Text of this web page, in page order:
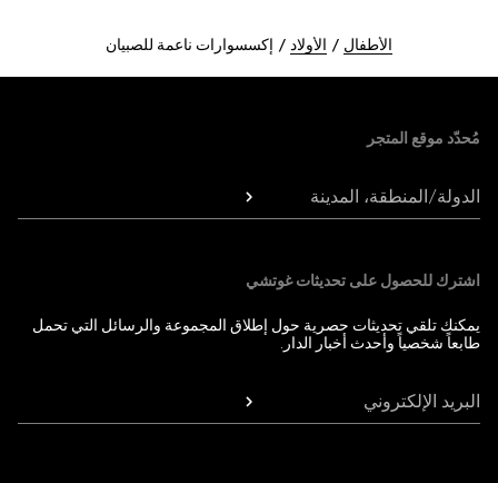
الأطفال الأولاد إكسسوارات ناعمة للصبيان
مُحدّد موقع المتجر
الدولة/المنطقة، المدينة
اشترك للحصول على تحديثات غوتشي
يمكنك تلقي تحديثات حصرية حول إطلاق المجموعة والرسائل التي تحمل
طابعاً شخصياً وأحدث أخبار الدار.
البريد الإلكتروني